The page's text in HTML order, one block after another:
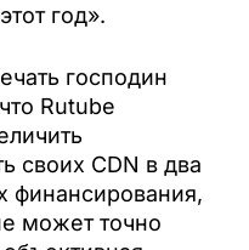
год».
господин
Rutube
своих CDN в два
финансирования,
может точно